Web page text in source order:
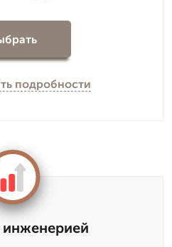
подробности
инженерией